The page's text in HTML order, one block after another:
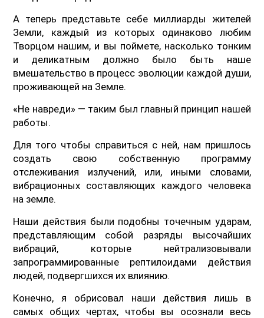
А теперь представьте себе миллиарды жителей
Земли, каждый из которых одинаково любим
Творцом нашим, и вы поймете, насколько тонким
и деликатным должно было быть наше
вмешательство в процесс эволюции каждой души,
проживающей на Земле.
«Не навреди» — таким был главный принцип нашей
работы.
Для того чтобы справиться с ней, нам пришлось
создать свою собственную программу
отслеживания излучений, или, иными словами,
вибрационных составляющих каждого человека
на земле.
Наши действия были подобны точечным ударам,
представляющим собой разряды высочайших
вибраций, которые нейтрализовывали
запрограммированные рептилоидами действия
людей, подвергшихся их влиянию.
Конечно, я обрисовал наши действия лишь в
самых общих чертах, чтобы вы осознали весь